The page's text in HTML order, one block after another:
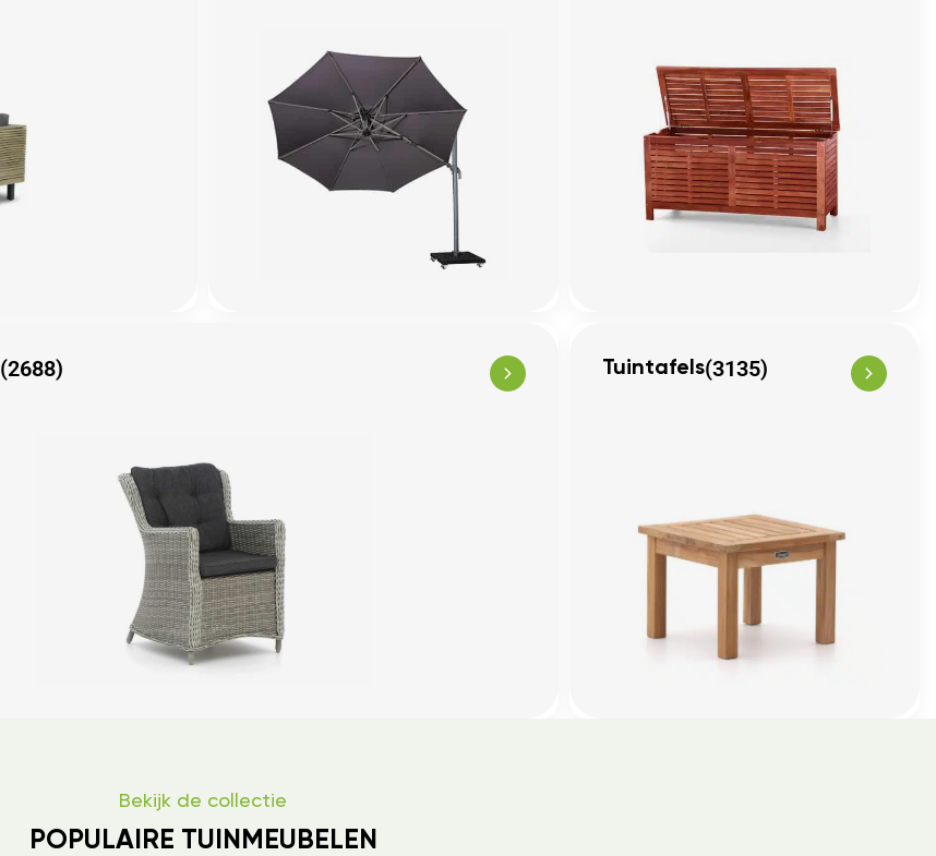
(2688) Tuintafels(3135)
Bekijk de collectie
POPULAIRE TUINMEUBELEN